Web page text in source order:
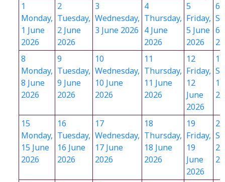
1
Monday,
1 June
2026
2
Tuesday,
2 June
2026
3
Wednesday,
3 June 2026
4
Thursday,
4 June
2026
5
Friday,
5 June
2026
6
6
8
Monday,
8 June
2026
9
Tuesday,
9 June
2026
10
Wednesday,
10 June
2026
11
Thursday,
11 June
2026
12
Friday,
12
June
2026
13
15
Monday,
15 June
2026
16
Tuesday,
16 June
2026
17
Wednesday,
17 June
2026
18
Thursday,
18 June
2026
19
Friday,
19
June
2026
20